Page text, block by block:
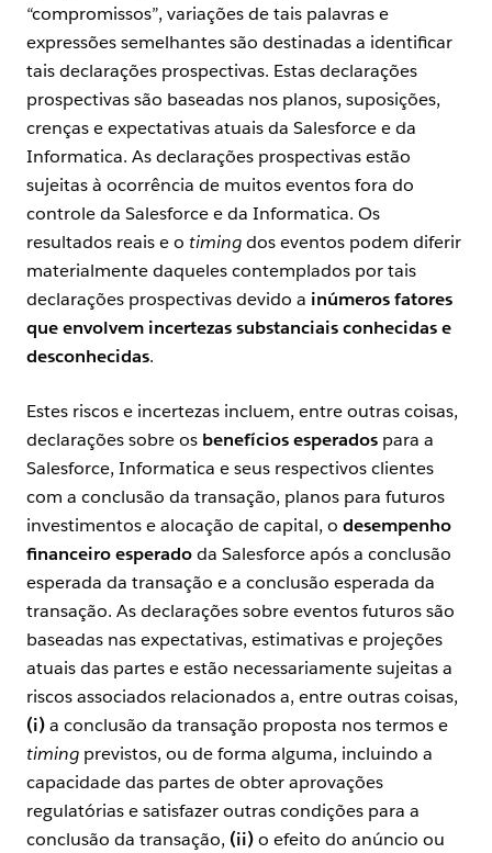
“compromissos”, variações de tais palavras e
expressões semelhantes são destinadas a identificar
tais declarações prospectivas. Estas declarações
prospectivas são baseadas nos planos, suposições,
crenças e expectativas atuais da Salesforce e da
Informatica. As declarações prospectivas estão
sujeitas à ocorrência de muitos eventos fora do
controle da Salesforce e da Informatica. Os
resultados reais e o timingdos eventos podem diferir
materialmente daqueles contemplados por tais
declarações prospectivas devido a inúmeros fatores
que envolvem incertezas substanciais conhecidas e
desconhecidas.
Estes riscos e incertezas incluem, entre outras coisas,
declarações sobre os benefícios esperados para a
Salesforce, Informatica e seus respectivos clientes
com a conclusão da transação, planos para futuros
investimentos e alocação de capital, o desempenho
financeiro esperadoda Salesforce após a conclusão
esperada da transação e a conclusão esperada da
transação. As declarações sobre eventos futuros são
baseadas nas expectativas, estimativas e projeções
atuais das partes e estão necessariamente sujeitas a
riscos associados relacionados a, entre outras coisas,
(i)a conclusão da transação proposta nos termos e
timing previstos, ou de forma alguma, incluindo a
capacidade das partes de obter aprovações
regulatórias e satisfazer outras condições para a
conclusão da transação, (ii)o efeito do anúncio ou